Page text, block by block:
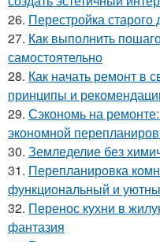
26. Перестройка старого
27. Как выполнить
самостоятельно
28. Как начать ремонт в
принципы и
29. Сэкономь на
экономной
30. Земледелие без
31. Перепланировка
функциональный и
32. Перенос кухни в
фантазия